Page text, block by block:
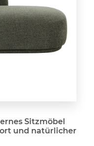
Sitzmöbel
und natürlicher